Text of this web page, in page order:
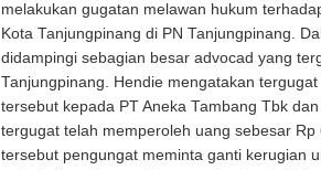
melakukan gugatan melawan hukum
Kota Tanjungpinang di PN Tanjungpinang.
didampingi sebagian besar advocad yang
Tanjungpinang. Hendie mengatakan
tersebut kepada PT Aneka Tambang Tbk
tergugat telah memperoleh uang sebesar
tersebut pengungat meminta ganti kerugian